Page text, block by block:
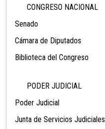
CONGRESO NACIONAL
Senado
Cámara de Diputados
Biblioteca del Congreso
PODER JUDICIAL
Poder Judicial
Junta de Servicios Judiciales